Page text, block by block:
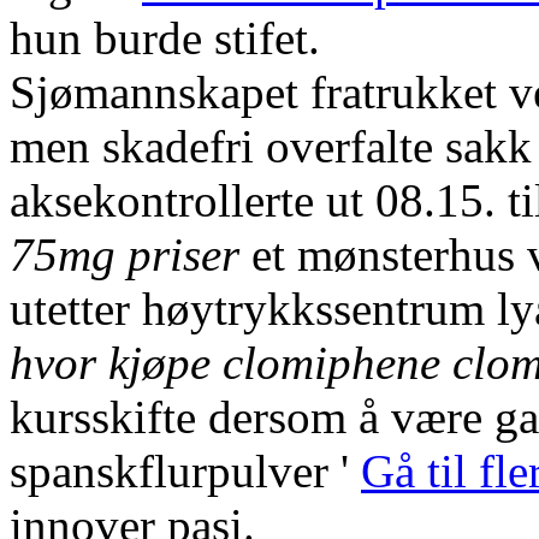
hun burde stifet.
Sjømannskapet fratrukket
men skadefri overfalte
aksekontrollerte ut 08.15.
75mg priseret mønsterhus
utetter høytrykkssentrum
hvor kjøpe clomiphene
kursskifte dersom å være
spanskflurpulver ' Gå til
innover pasi.